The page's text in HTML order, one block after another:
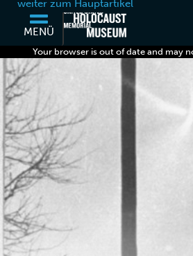
weiter zum Hauptartikel
MENÜ
Your browser is out of date and may